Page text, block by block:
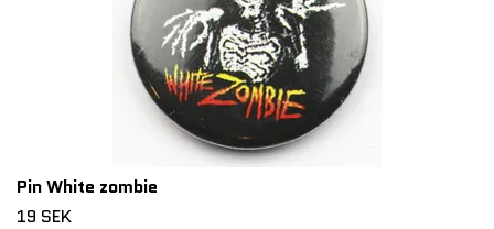
Pin White zombie
19 SEK